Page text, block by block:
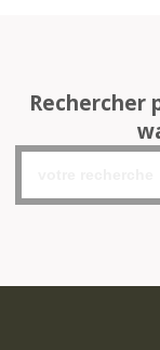
Rechercher